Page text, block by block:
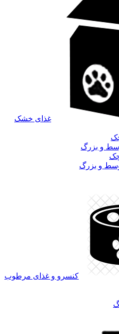
غذای خشک
و بزرگ
و بزرگ
کنسرو و غذای مرطوب